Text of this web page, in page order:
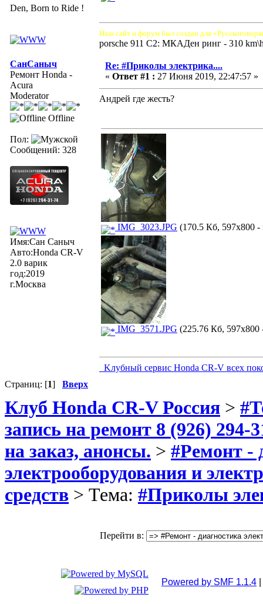
Den, Born to Ride !
Наш сайт и форум был создан для
porsche 911 C2: МКАДен ринг - 310
СанСаныч
Ремонт Honda -
Acura
Moderator
Offline
Пол:
Сообщений: 328
Имя:Сан Саныч
Авто:Honda CR-V
2.0 варик
год:2019
г.Москва
Re: #Приколы электрика....
« Ответ #1 : 27 Июня 2019, 22:47:57 »
Андрей где жесть?
IMG_3023.JPG (170.5 Кб, 597x800 -
IMG_3571.JPG (225.76 Кб, 597x800
Kлубный сервис Honda CR-V всех
Страниц: [1] Вверх
Клуб Honda CR-V Россия >
запись на ремонт 8 (926) 294-
на заказ, анонсы. > #Ремонт -
электрооборудования и
средств > Тема: #Приколы
Перейти в:
Powered by SMF 1.1.4